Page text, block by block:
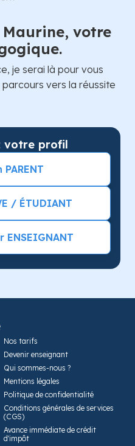
votre
je serai là pour vous
vers la réussite
votre profil
/ ÉTUDIANT
Nos tarifs
Devenir enseignant
Qui sommes-nous ?
Mentions légales
Politique de confidentialité
Conditions générales de services
(CGS)
Avance immédiate de crédit
d'impôt